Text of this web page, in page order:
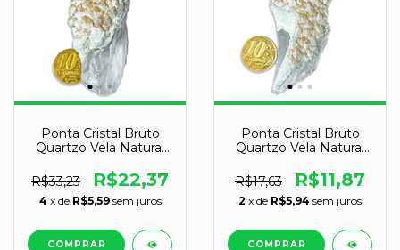
Ponta Cristal Bruto
Quartzo Vela Natural
g
R$33,23 R$22,37
4 x de R$5,59 sem juros
Ponta Cristal Bruto
Quartzo Vela Natural
g
R$17,63 R$11,87
2 x de R$5,94 sem juros